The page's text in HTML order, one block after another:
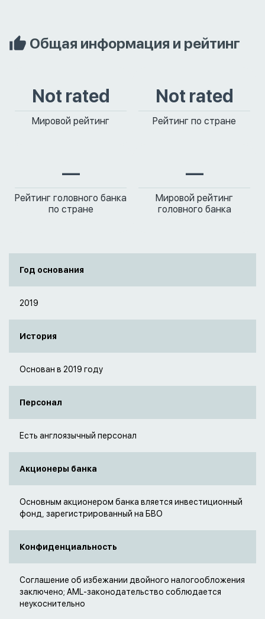
Общая информация и рейтинг
Not rated
Мировой рейтинг
Not rated
Рейтинг по стране
—
Рейтинг головного банка
по стране
—
Мировой рейтинг
головного банка
Год основания
2019
История
Основан в 2019 году
Персонал
Есть англоязычный персонал
Акционеры банка
Основным акционером банка вляется инвестиционный
фонд, зарегистрированный на БВО
Конфиденциальность
Соглашение об избежании двойного налогообложения
заключено; AML-законодательство соблюдается
неукоснительно